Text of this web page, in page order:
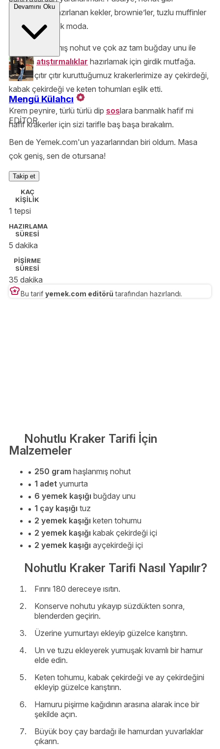
bakliyatlarla hazırlanan kekler, brownie’ler, tuzlu muffinler
ve krakerler pek moda.
Biz de haşlanmış nohut ve çok az tam buğday unu ile
masum atıştırmalıklar hazırlamak için girdik mutfağa.
Fırında çıtır çıtır kuruttuğumuz krakerlerimize ay çekirdeği,
kabak çekirdeği ve keten tohumları eşlik etti.
Krem peynire, türlü türlü dip soslara banmalık hafif mi
hafif krakerler için sizi tarifle baş başa bırakalım.
Devamını Oku
Mengü Külahcı
EDİTOR
Ben de Yemek.com'un yazarlarından biri oldum. Masa
çok geniş, sen de otursana!
Takip et
KAÇ
KİŞİLİK
1 tepsi
HAZIRLAMA
SÜRESİ
5 dakika
PİŞİRME
SÜRESİ
35 dakika
Bu tarif yemek.com editörü tarafından hazırlandı.
Nohutlu Kraker Tarifi İçin
Malzemeler
250 gram haşlanmış nohut
1 adet yumurta
6 yemek kaşığı buğday unu
1 çay kaşığı tuz
2 yemek kaşığı keten tohumu
2 yemek kaşığı kabak çekirdeği içi
2 yemek kaşığı ayçekirdeği içi
Nohutlu Kraker Tarifi Nasıl Yapılır?
Fırını 180 dereceye ısıtın.
Konserve nohutu yıkayıp süzdükten sonra,
blenderden geçirin.
Üzerine yumurtayı ekleyip güzelce karıştırın.
Un ve tuzu ekleyerek yumuşak kıvamlı bir hamur
elde edin.
Keten tohumu, kabak çekirdeği ve ay çekirdeğini
ekleyip güzelce karıştırın.
Hamuru pişirme kağıdının arasına alarak ince bir
şekilde açın.
Büyük boy çay bardağı ile hamurdan yuvarlaklar
çıkarın.